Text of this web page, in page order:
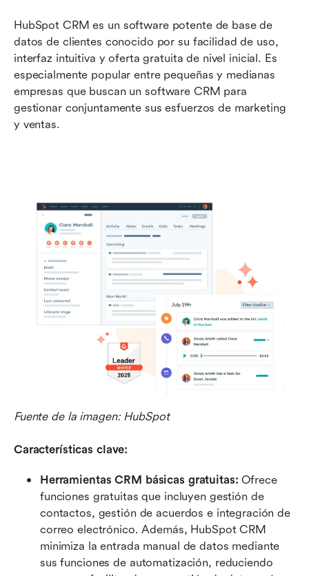
HubSpot CRM es un software potente de base de
datos de clientes conocido por su facilidad de uso,
interfaz intuitiva y oferta gratuita de nivel inicial. Es
especialmente popular entre pequeñas y medianas
empresas que buscan un software CRM para
gestionar conjuntamente sus esfuerzos de marketing
y ventas.
Fuente de la imagen: HubSpot
Características clave:
Herramientas CRM básicas gratuitas: Ofrece
funciones gratuitas que incluyen gestión de
contactos, gestión de acuerdos e integración de
correo electrónico. Además, HubSpot CRM
minimiza la entrada manual de datos mediante
sus funciones de automatización, reduciendo